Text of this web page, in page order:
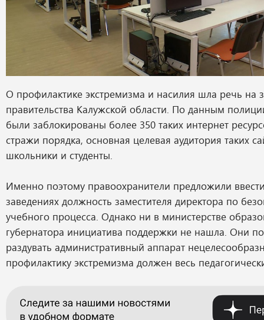
О профилактике экстремизма и насилия шла речь на
правительства Калужской области. По данным
были заблокированы более 350 таких интернет
стражи порядка, основная целевая аудитория таких
школьники и студенты.
Именно поэтому правоохранители предложили
заведениях должность заместителя директора по
учебного процесса. Однако ни в министерстве
губернатора инициатива поддержки не нашла. Они
раздувать административный аппарат
профилактику экстремизма должен весь